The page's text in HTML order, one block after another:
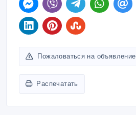
Пожаловаться на объявление
Распечатать